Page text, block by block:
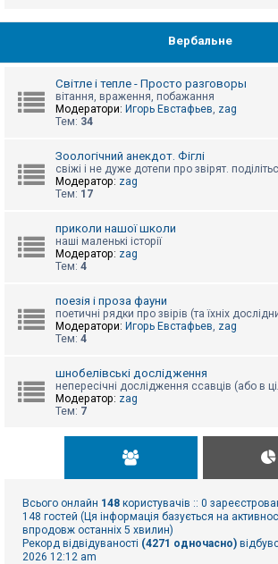
Вербальне
Світле і тепле - Просто разговоры
вітання, враження, побажання
Модератори: Игорь Евстафьев, zag
Тем: 34
Зоологічний анекдот. Фіглі
свіжі і не дуже дотепи про звірят.
Модератор: zag
Тем: 17
приколи нашої школи
наші маленькі історії
Модератор: zag
Тем: 4
поезія і проза фауни
поетичні рядки про звірів (та їхніх
Модератори: Игорь Евстафьев, zag
Тем: 4
шнобелівські дослідження
непересічні дослідження ссавців (або в
Модератор: zag
Тем: 7
Всього онлайн 148 користувачів :: 0
148 гостей (Ця інформація базується на
впродовж останніх 5 хвилин)
Рекорд відвідуваності (4271 одночасно)
2026 12:12 am